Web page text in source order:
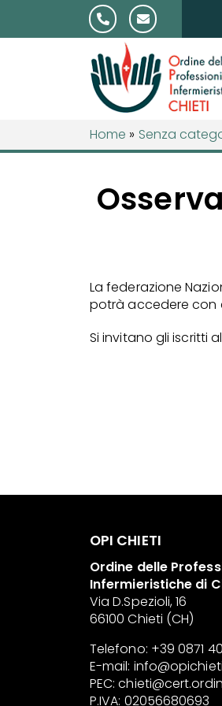
Salta al contenuto
Home » Senza
La federazione
potrà accedere con
Si invitano gli iscritti
OPI CHIETI
Ordine delle
Infermieristiche di
Via D.Spezioli, 16
66100 Chieti (CH)
Telefono: +39 0871
E-mail:
PEC:
P.IVA: 02056680693